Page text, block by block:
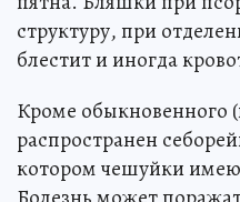
структуру, при
блестит и иногда
Кроме обыкновенного
распространен
котором чешуйки